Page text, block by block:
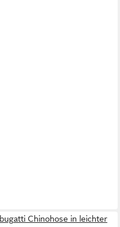
bugatti Chinohose in leichter